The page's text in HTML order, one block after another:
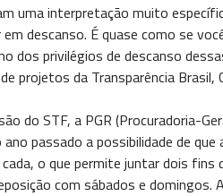
uma interpretação muito
descanso. É quase como se
dos privilégios de descanso
projetos da Transparência Brasil,
do STF, a PGR (Procuradoria-
ano passado a possibilidade de
o que permite juntar dois
com sábados e domingos.